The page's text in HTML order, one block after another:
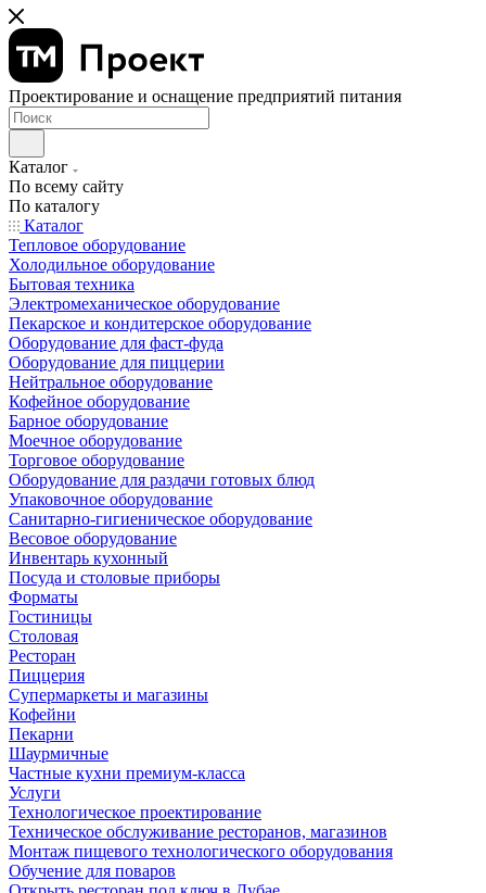
Проектирование и оснащение предприятий питания
Каталог
По всему сайту
По каталогу
Каталог
Тепловое оборудование
Холодильное оборудование
Бытовая техника
Электромеханическое оборудование
Пекарское и кондитерское оборудование
Оборудование для фаст-фуда
Оборудование для пиццерии
Нейтральное оборудование
Кофейное оборудование
Барное оборудование
Моечное оборудование
Торговое оборудование
Оборудование для раздачи готовых блюд
Упаковочное оборудование
Санитарно-гигиеническое оборудование
Весовое оборудование
Инвентарь кухонный
Посуда и столовые приборы
Форматы
Гостиницы
Столовая
Ресторан
Пиццерия
Супермаркеты и магазины
Кофейни
Пекарни
Шаурмичные
Частные кухни премиум-класса
Услуги
Технологическое проектирование
Техническое обслуживание ресторанов, магазинов
Монтаж пищевого технологического оборудования
Обучение для поваров